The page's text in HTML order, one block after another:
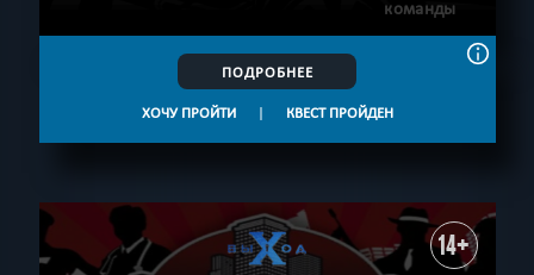
команды
ПОДРОБНЕЕ
ХОЧУ ПРОЙТИ | КВЕСТ ПРОЙДЕН
14+